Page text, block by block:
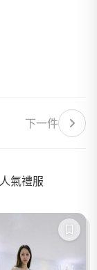
下一件
人氣禮服